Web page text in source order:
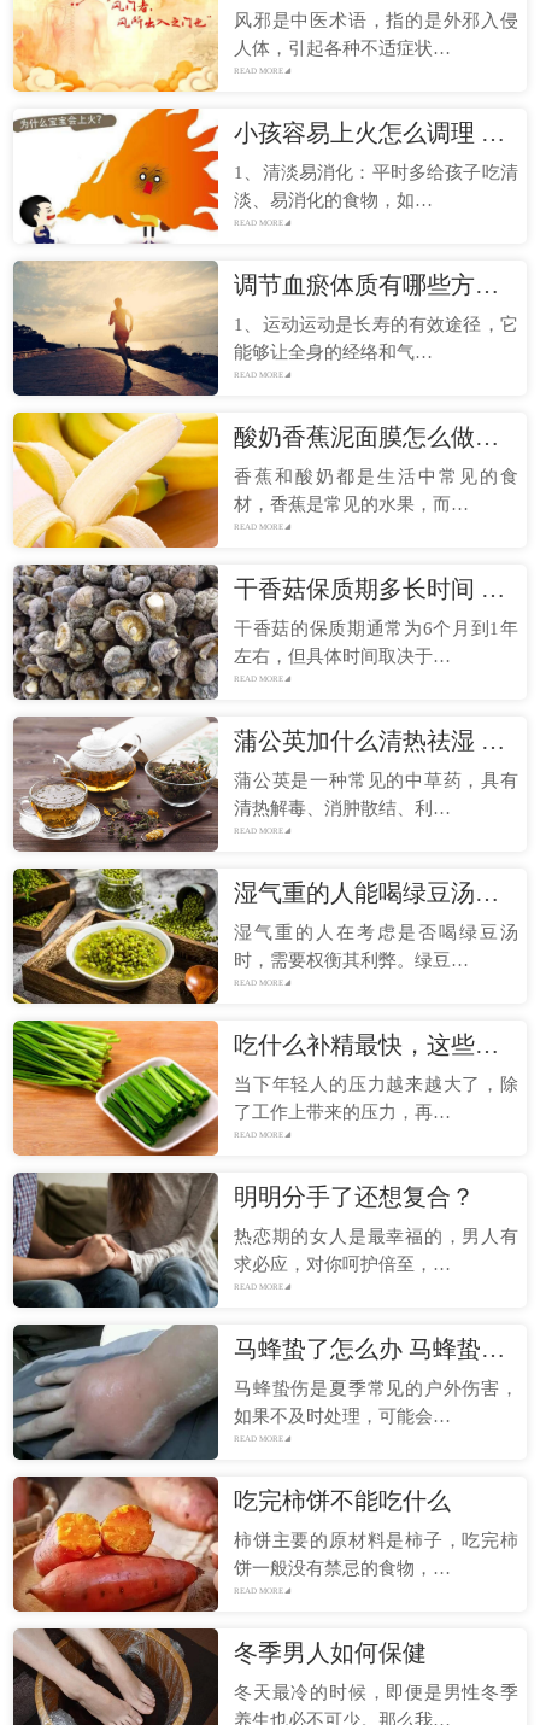
风邪是中医术语，指的是外邪入侵
人体，引起各种不适症状…
READ MORE
小孩容易上火怎么调理 小孩总是上火是什么原因
1、清淡易消化：平时多给孩子吃清
淡、易消化的食物，如…
READ MORE
调节血瘀体质有哪些方法 血瘀体质调理方法
1、运动运动是长寿的有效途径，它
能够让全身的经络和气…
READ MORE
酸奶香蕉泥面膜怎么做呢 酸奶香蕉泥面膜制作教程
香蕉和酸奶都是生活中常见的食
材，香蕉是常见的水果，而…
READ MORE
干香菇保质期多长时间 干蘑菇放了三年还能吃吗
干香菇的保质期通常为6个月到1年
左右，但具体时间取决于…
READ MORE
蒲公英加什么清热祛湿 蒲公英的注意事项
蒲公英是一种常见的中草药，具有
清热解毒、消肿散结、利…
READ MORE
湿气重的人能喝绿豆汤吗 绿豆和什么一起煮可以去湿气
湿气重的人在考虑是否喝绿豆汤
时，需要权衡其利弊。绿豆…
READ MORE
吃什么补精最快，这些食物可以补精
当下年轻人的压力越来越大了，除
了工作上带来的压力，再…
READ MORE
明明分手了还想复合？
热恋期的女人是最幸福的，男人有
求必应，对你呵护倍至，…
READ MORE
马蜂蛰了怎么办 马蜂蛰了怎么办小妙招
马蜂蛰伤是夏季常见的户外伤害，
如果不及时处理，可能会…
READ MORE
吃完柿饼不能吃什么
柿饼主要的原材料是柿子，吃完柿
饼一般没有禁忌的食物，…
READ MORE
冬季男人如何保健
冬天最冷的时候，即便是男性冬季
养生也必不可少。那么我…